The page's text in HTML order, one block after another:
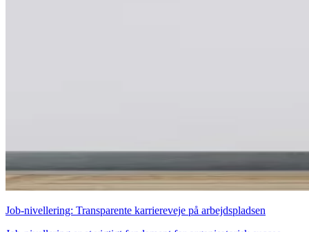
Job-nivellering: Transparente karriereveje på arbejdspladsen